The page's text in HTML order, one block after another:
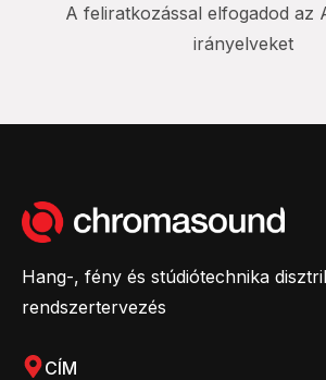
A feliratkozással elfogadod az
irányelveket
Hang-, fény és stúdiótechnika
rendszertervezés
CÍM